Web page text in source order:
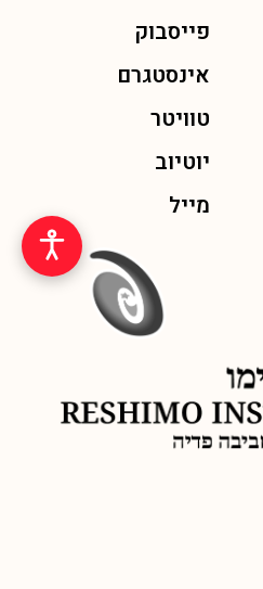
פייסבוק
אינסטגרם
טוויטר
יוטיוב
מייל